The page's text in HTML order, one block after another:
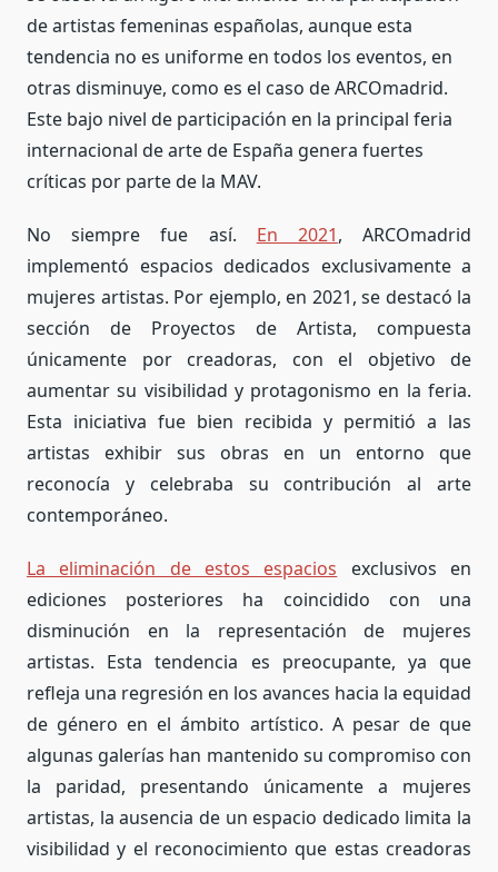
de artistas femeninas españolas, aunque esta
tendencia no es uniforme en todos los eventos, en
otras disminuye, como es el caso de ARCOmadrid.
Este bajo nivel de participación en la principal feria
internacional de arte de España genera fuertes
críticas por parte de la MAV.
No siempre fue así. En 2021, ARCOmadrid
implementó espacios dedicados exclusivamente a
mujeres artistas. Por ejemplo, en 2021, se destacó la
sección de Proyectos de Artista, compuesta
únicamente por creadoras, con el objetivo de
aumentar su visibilidad y protagonismo en la feria.
Esta iniciativa fue bien recibida y permitió a las
artistas exhibir sus obras en un entorno que
reconocía y celebraba su contribución al arte
contemporáneo.
La eliminación de estos espacios exclusivos en
ediciones posteriores ha coincidido con una
disminución en la representación de mujeres
artistas. Esta tendencia es preocupante, ya que
refleja una regresión en los avances hacia la equidad
de género en el ámbito artístico. A pesar de que
algunas galerías han mantenido su compromiso con
la paridad, presentando únicamente a mujeres
artistas, la ausencia de un espacio dedicado limita la
visibilidad y el reconocimiento que estas creadoras